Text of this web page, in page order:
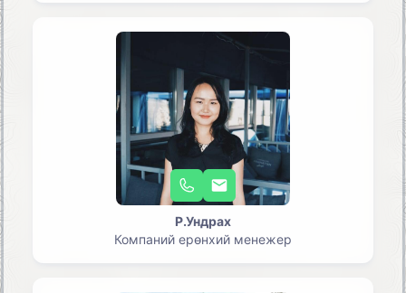
Р.Ундрах
Компаний ерөнхий менежер